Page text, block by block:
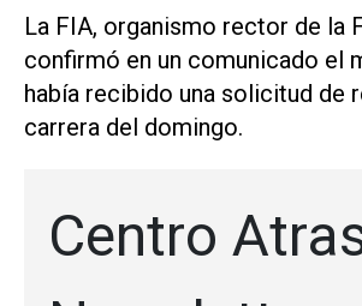
La FIA, organismo rector de la
confirmó en un comunicado el
había recibido una ​solicitud de
carrera del domingo.